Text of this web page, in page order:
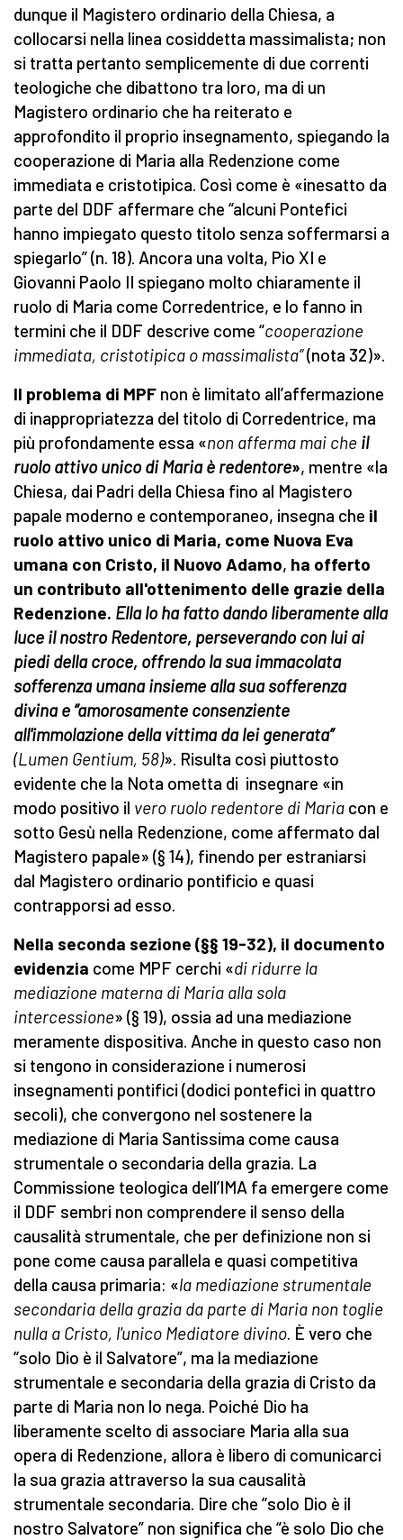
dunque il Magistero ordinario della Chiesa, a
collocarsi nella linea cosiddetta massimalista; non
si tratta pertanto semplicemente di due correnti
teologiche che dibattono tra loro, ma di un
Magistero ordinario che ha reiterato e
approfondito il proprio insegnamento, spiegando la
cooperazione di Maria alla Redenzione come
immediata e cristotipica. Così come è «inesatto da
parte del DDF affermare che “alcuni Pontefici
hanno impiegato questo titolo senza soffermarsi a
spiegarlo” (n. 18). Ancora una volta, Pio XI e
Giovanni Paolo II spiegano molto chiaramente il
ruolo di Maria come Corredentrice, e lo fanno in
termini che il DDF descrive come “cooperazione
immediata, cristotipica o massimalista”(nota 32)».
Il problema di MPF non è limitato all’affermazione
di inappropriatezza del titolo di Corredentrice, ma
più profondamente essa «non afferma mai che il
ruolo attivo unico di Maria è redentore», mentre «la
Chiesa, dai Padri della Chiesa fino al Magistero
papale moderno e contemporaneo, insegna che il
ruolo attivo unico di Maria, come Nuova Eva
umana con Cristo, il Nuovo Adamo, ha offerto
un contributo all'ottenimento delle grazie della
Redenzione. Ella lo ha fatto dando liberamente alla
luce il nostro Redentore, perseverando con lui ai
piedi della croce, offrendo la sua immacolata
sofferenza umana insieme alla sua sofferenza
divina e “amorosamente consenziente
all'immolazione della vittima da lei generata”
(Lumen Gentium, 58)». Risulta così piuttosto
evidente che la Nota ometta di insegnare «in
modo positivo il vero ruolo redentore di Maria con e
sotto Gesù nella Redenzione, come affermato dal
Magistero papale» (§ 14), finendo per estraniarsi
dal Magistero ordinario pontificio e quasi
contrapporsi ad esso.
Nella seconda sezione (§§ 19-32), il documento
evidenzia come MPF cerchi «di ridurre la
mediazione materna di Maria alla sola
intercessione» (§ 19), ossia ad una mediazione
meramente dispositiva. Anche in questo caso non
si tengono in considerazione i numerosi
insegnamenti pontifici (dodici pontefici in quattro
secoli), che convergono nel sostenere la
mediazione di Maria Santissima come causa
strumentale o secondaria della grazia. La
Commissione teologica dell’IMA fa emergere come
il DDF sembri non comprendere il senso della
causalità strumentale, che per definizione non si
pone come causa parallela e quasi competitiva
della causa primaria: «la mediazione strumentale
secondaria della grazia da parte di Maria non toglie
nulla a Cristo, l'unico Mediatore divino. È vero che
“solo Dio è il Salvatore”, ma la mediazione
strumentale e secondaria della grazia di Cristo da
parte di Maria non lo nega. Poiché Dio ha
liberamente scelto di associare Maria alla sua
opera di Redenzione, allora è libero di comunicarci
la sua grazia attraverso la sua causalità
strumentale secondaria. Dire che “solo Dio è il
nostro Salvatore” non significa che “è solo Dio che